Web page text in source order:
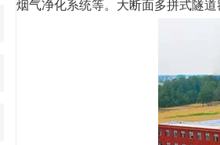
烟气净化系统等。大断面多拼式隧